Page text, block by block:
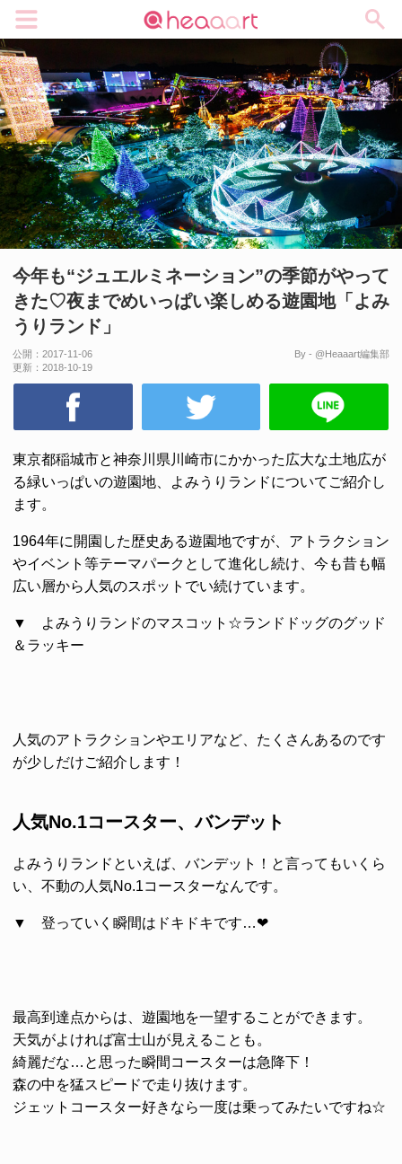
今年も“ジュエルミネーション”の季節がやって
きた♡夜までめいっぱい楽しめる遊園地「よみ
うりランド」
公開： 2017-11-06
更新： 2018-10-19
By - @Heaaart編集部
東京都稲城市と神奈川県川崎市にかかった広大な土地広が
る緑いっぱいの遊園地、
よみうりランドについてご紹介し
ます。
1964年に開園した歴史ある遊園地ですが、アトラクション
やイベント等テーマパークとして進化し続け、今も昔も幅
広い層から人気のスポットでい続けています。
▼ よみうりランドのマスコット☆ランドドッグのグッド
＆ラッキー
人気のアトラクションやエリアなど、たくさんあるのです
が少しだけご紹介します！
人気No.1コースター、バンデット
よみうりランドといえば、 バンデット
！と言ってもいくら
い、不動の人気No.1コースターなんです。
▼ 登っていく瞬間はドキドキです…❤
最高到達点からは、遊園地を一望することができます。
天気がよければ富士山が見えることも。
綺麗だな…と思った瞬間コースターは急降下！
森の中を猛スピードで走り抜けます。
ジェットコースター好きなら一度は乗ってみたいですね☆